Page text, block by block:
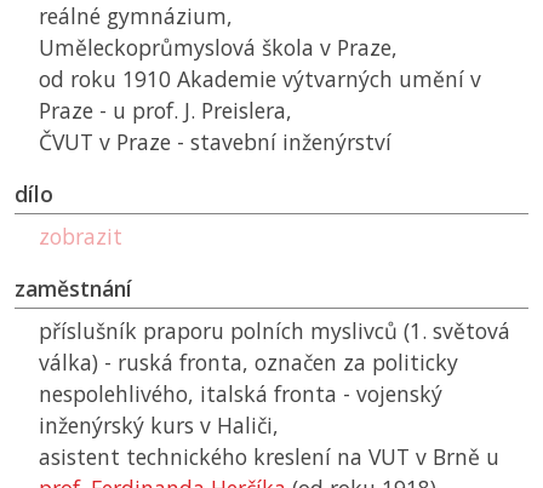
reálné gymnázium,
Uměleckoprůmyslová škola v Praze,
od roku 1910 Akademie výtvarných umění v
Praze - u prof. J. Preislera,
ČVUT v Praze - stavební inženýrství
dílo
zobrazit
zaměstnání
příslušník praporu polních myslivců (1. světová
válka) - ruská fronta, označen za politicky
nespolehlivého, italská fronta - vojenský
inženýrský kurs v Haliči,
asistent technického kreslení na VUT v Brně u